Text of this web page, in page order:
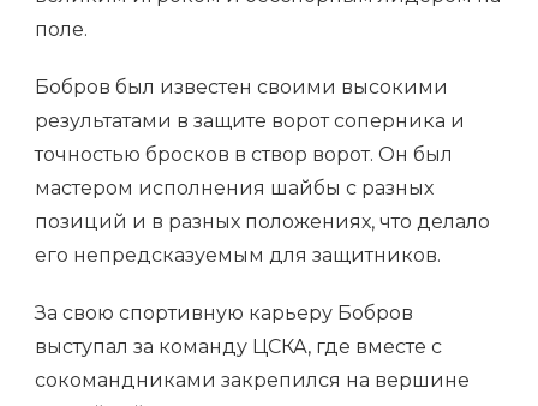
поле.
Бобров был известен своими высокими
результатами в защите ворот соперника и
точностью бросков в створ ворот. Он был
мастером исполнения шайбы с разных
позиций и в разных положениях, что делало
его непредсказуемым для защитников.
За свою спортивную карьеру Бобров
выступал за команду ЦСКА, где вместе с
сокомандниками закрепился на вершине